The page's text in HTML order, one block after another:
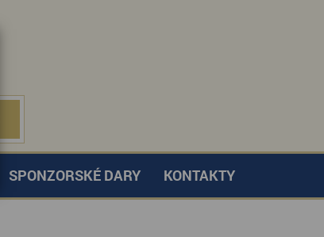
SPONZORSKÉ DARY KONTAKTY